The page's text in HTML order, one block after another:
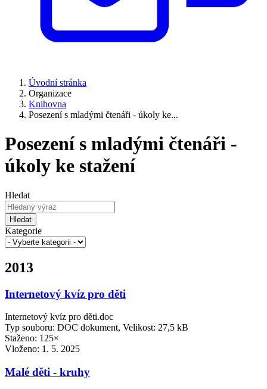
Úvodní stránka
Organizace
Knihovna
Posezení s mladými čtenáři - úkoly ke...
Posezení s mladými čtenáři -
úkoly ke stažení
Hledat
Hledat
Kategorie
2013
Internetový kvíz pro děti
Internetový kvíz pro děti.doc
Typ souboru: DOC dokument, Velikost: 27,5 kB
Staženo: 125×
Vloženo: 1. 5. 2025
Malé děti - kruhy